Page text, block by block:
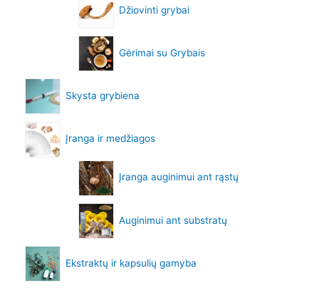
Džiovinti grybai
Gėrimai su Grybais
Skysta grybiena
Įranga ir medžiagos
Įranga auginimui ant rąstų
Auginimui ant substratų
Ekstraktų ir kapsulių gamyba